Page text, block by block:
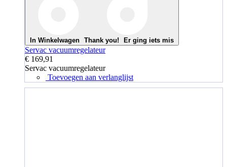
In Winkelwagen Thank you! Er ging iets mis
Servac vacuumregelateur
€ 169,91
Servac vacuumregelateur
Toevoegen aan verlanglijst